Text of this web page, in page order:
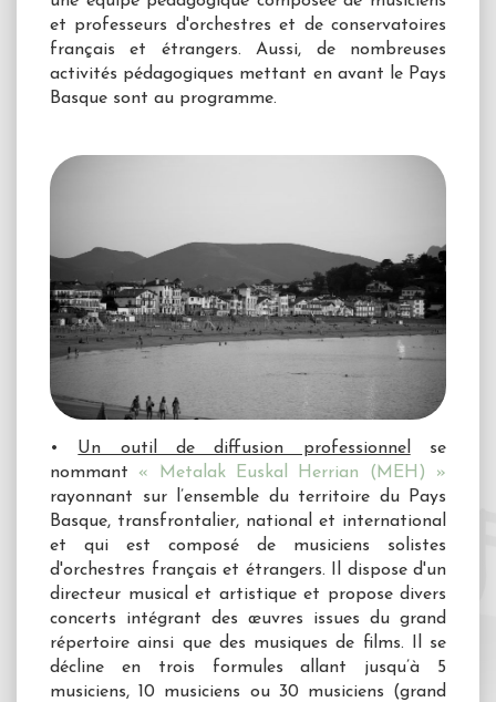
et professeurs d'orchestres et de conservatoires
français et étrangers. Aussi, de nombreuses
activités pédagogiques mettant en avant le Pays
Basque sont au programme.
• Un outil de diffusion professionnel
se
nommant « Metalak Euskal Herrian (MEH) »
rayonnant sur l’ensemble du territoire du Pays
Basque, transfrontalier, national et international
et qui est composé de musiciens solistes
d'orchestres français et étrangers. Il dispose d'un
directeur musical et artistique et propose divers
concerts intégrant des œuvres issues du grand
répertoire ainsi que des musiques de films. Il se
décline en trois formules allant jusqu’à 5
musiciens, 10 musiciens ou 30 musiciens (grand